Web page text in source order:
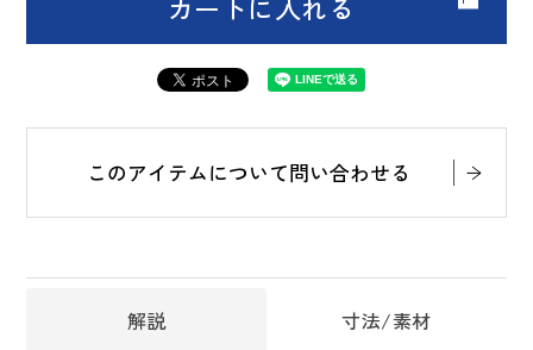
このアイテムについて問い合わせる
解説 寸法/素材